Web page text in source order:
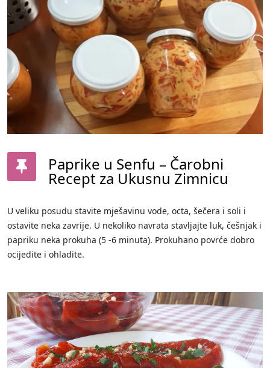
Paprike u Senfu – Čarobni
Recept za Ukusnu Zimnicu
U veliku posudu stavite mješavinu vode, octa, šečera i soli i
ostavite neka zavrije. U nekoliko navrata stavljajte luk, češnjak i
papriku neka prokuha (5 -6 minuta). Prokuhano povrće dobro
ocijedite i ohladite.